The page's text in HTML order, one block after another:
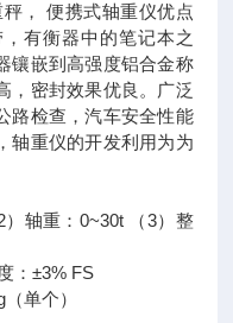
， 便携式轴重仪优点
有衡器中的笔记本之
镶嵌到高强度铝合金称
，密封效果优良。广泛
路检查，汽车安全性能
轴重仪的开发利用为为
轴重：0~30t （3）整
：±3% FS
单个）